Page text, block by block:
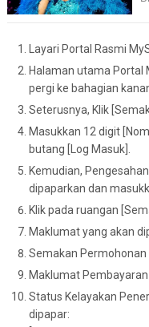
Layari Portal Rasmi
Halaman utama Portal
pergi ke bahagian
Seterusnya, Klik
Masukkan 12 digit
butang [Log Masuk].
Kemudian,
dipaparkan dan
Klik pada ruangan
Maklumat yang akan
Semakan Permohonan
Maklumat Pembayaran
Status Kelayakan
dipapar: